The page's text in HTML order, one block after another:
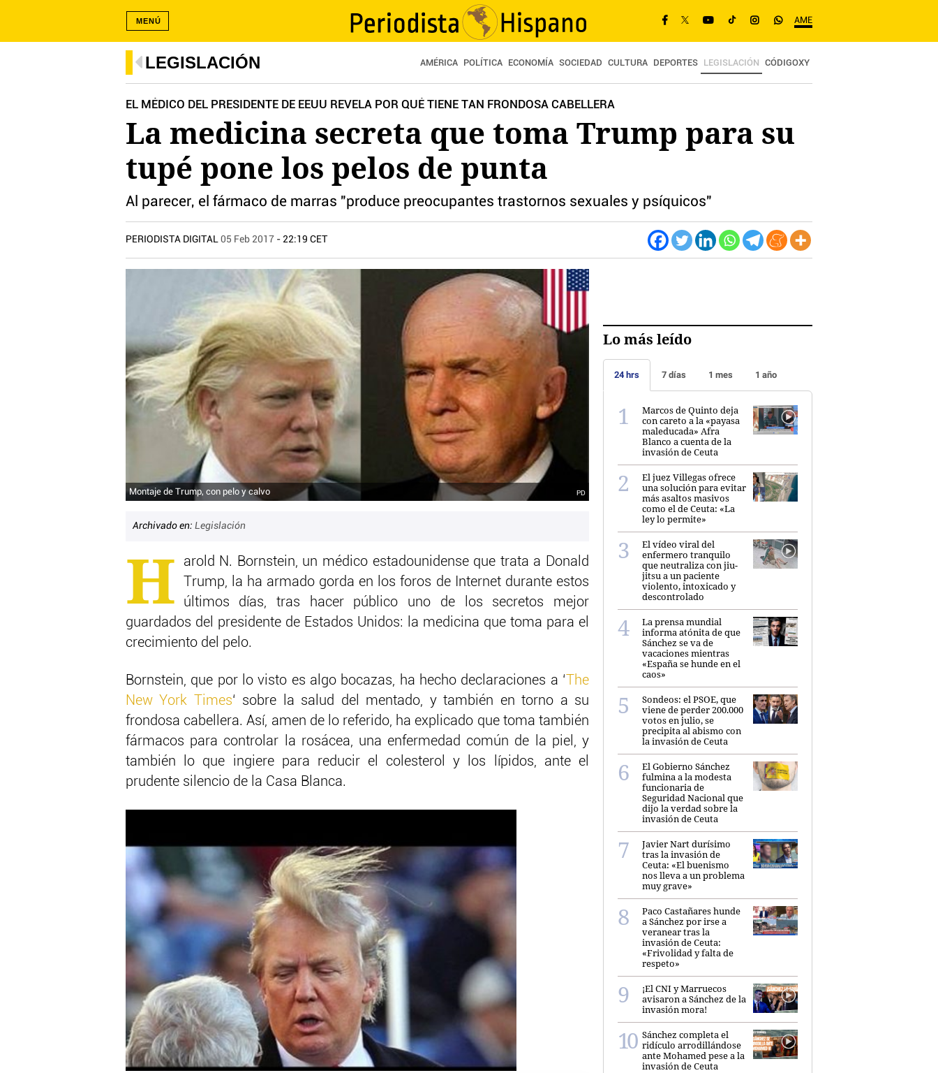
AME
MENÚ
LEGISLACIÓN AMÉRICA POLÍTICA ECONOMÍA SOCIEDAD CULTURA DEPORTES LEGISLACIÓN CÓDIGOXY
EL MÉDICO DEL PRESIDENTE DE EEUU REVELA POR QUÉ TIENE TAN FRONDOSA CABELLERA
La medicina secreta que toma Trump para su
tupé pone los pelos de punta
Al parecer, el fármaco de marras "produce preocupantes trastornos sexuales y psíquicos"
PERIODISTA DIGITAL 05 Feb 2017 - 22:19 CET
Montaje de Trump, con pelo y calvo PD
Archivado en: Legislación
H
arold N. Bornstein, un médico estadounidense que trata a Donald
Trump, la ha armado gorda en los foros de Internet durante estos
últimos días, tras hacer público uno de los secretos mejor
guardados del presidente de Estados Unidos: la medicina que toma para el
crecimiento del pelo.
Bornstein, que por lo visto es algo bocazas, ha hecho declaraciones a ‘ The
New York Times‘ sobre la salud del mentado, y también en torno a su
frondosa cabellera. Así, amen de lo referido, ha explicado que toma también
fármacos para controlar la rosácea, una enfermedad común de la piel, y
también lo que ingiere para reducir el colesterol y los lípidos, ante el
prudente silencio de la Casa Blanca.
Lo más leído
24 hrs 7 días 1 mes 1 año
Marcos de Quinto deja
con careto a la «payasa
maleducada» Afra
Blanco a cuenta de la
invasión de Ceuta
El juez Villegas ofrece
una solución para evitar
más asaltos masivos
como el de Ceuta: «La
ley lo permite»
El vídeo viral del
enfermero tranquilo
que neutraliza con jiu-
jitsu a un paciente
violento, intoxicado y
descontrolado
La prensa mundial
informa atónita de que
Sánchez se va de
vacaciones mientras
«España se hunde en el
caos»
Sondeos: el PSOE, que
viene de perder 200.000
votos en julio, se
precipita al abismo con
la invasión de Ceuta
El Gobierno Sánchez
fulmina a la modesta
funcionaria de
Seguridad Nacional que
dijo la verdad sobre la
invasión de Ceuta
Javier Nart durísimo
tras la invasión de
Ceuta: «El buenismo
nos lleva a un problema
muy grave»
Paco Castañares hunde
a Sánchez por irse a
veranear tras la
invasión de Ceuta:
«Frivolidad y falta de
respeto»
¡El CNI y Marruecos
avisaron a Sánchez de la
invasión mora!
Sánchez completa el
ridículo arrodillándose
ante Mohamed pese a la
invasión de Ceuta